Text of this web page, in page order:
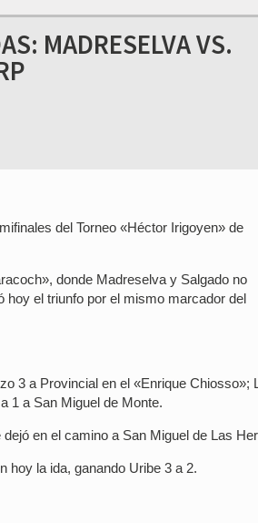
MADRESELVA VS.
del Torneo «Héctor Irigoyen» de
donde Madreselva y Salgado no
hoy el triunfo por el mismo marcador del
3 a Provincial en el «Enrique Chiosso»;
1 a San Miguel de Monte.
en el camino a San Miguel de Las
hoy la ida, ganando Uribe 3 a 2.